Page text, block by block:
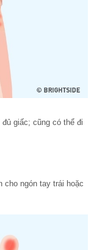
giấc; cũng có thể đi
cho ngón tay trái hoặc